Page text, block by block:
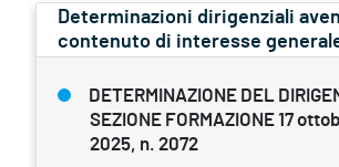
Determinazioni dirigenziali
contenuto di interesse
DETERMINAZIONE DEL
SEZIONE FORMAZIONE 17
2025, n. 2072